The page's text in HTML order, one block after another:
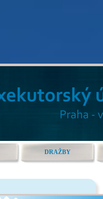
DRAŽBY